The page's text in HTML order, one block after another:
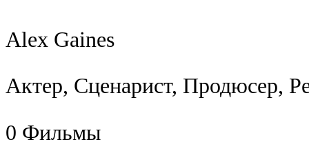
Alex Gaines
Актер, Сценарист, Продюсер,
0 Фильмы